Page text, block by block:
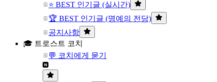
⭐ BEST 인기글 (실시간)
🏆 BEST 인기글 (명예의 전당)
공지사항
🎓 트로스트 코치
💬 코치에게 묻기